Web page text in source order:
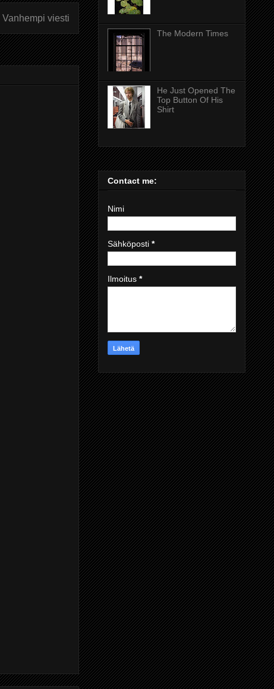
Vanhempi viesti
The Modern Times
He Just Opened The
Top Button Of His
Shirt
Contact me:
Nimi
Sähköposti *
Ilmoitus *